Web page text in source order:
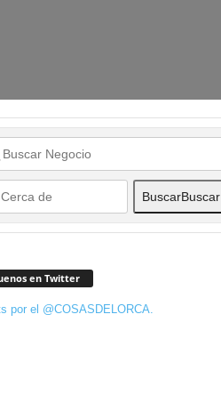
BuscarBuscar
en Twitter
por el @COSASDELORCA.